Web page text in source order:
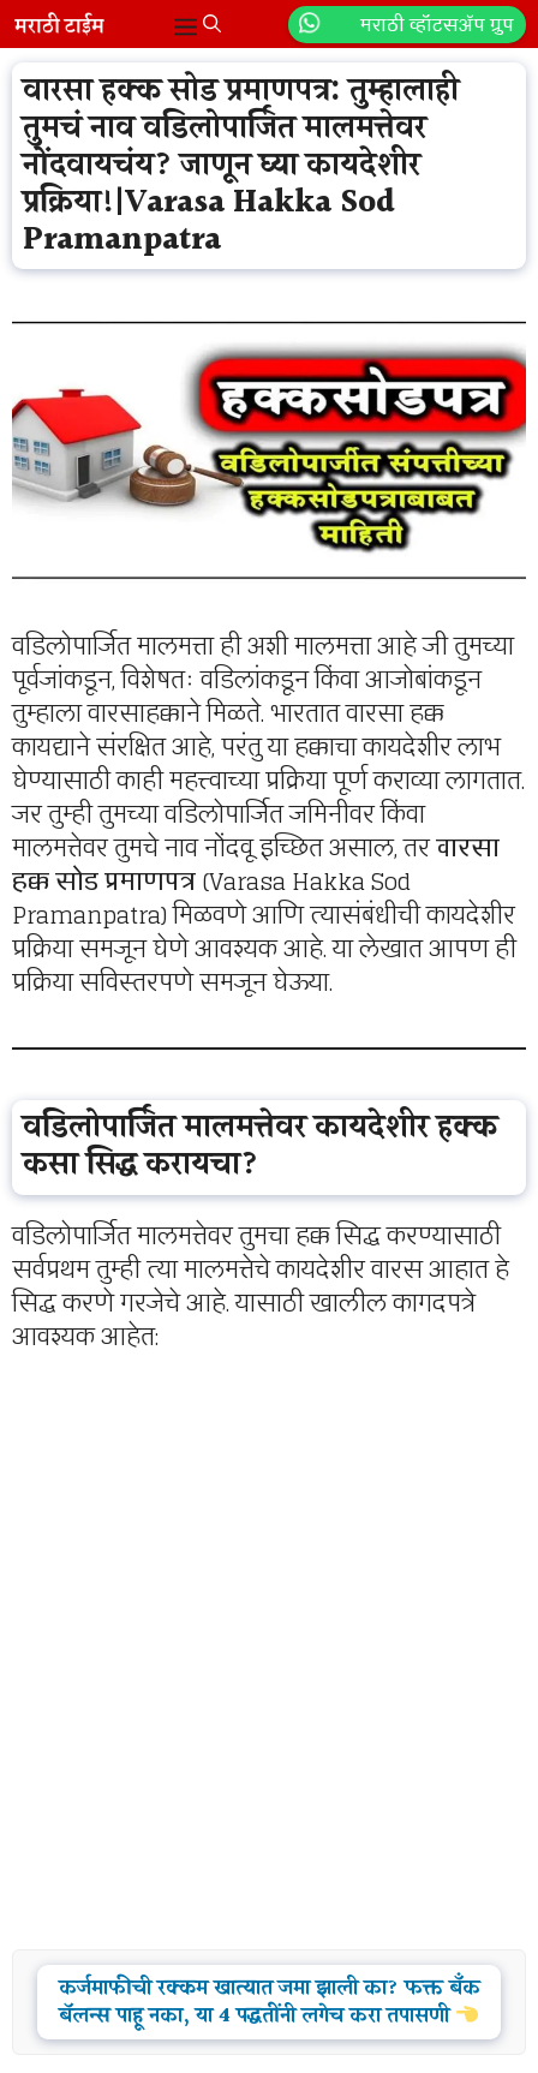
Skip
to
content
मराठी व्हॉटसॲप ग्रुप
Menu
वारसा हक्क सोड प्रमाणपत्र: तुम्हालाही
तुमचं नाव वडिलोपार्जित मालमत्तेवर
नोंदवायचंय? जाणून घ्या कायदेशीर
प्रक्रिया!|Varasa Hakka Sod
Pramanpatra
वडिलोपार्जित मालमत्ता ही अशी मालमत्ता आहे जी तुमच्या
पूर्वजांकडून, विशेषतः वडिलांकडून किंवा आजोबांकडून
तुम्हाला वारसाहक्काने मिळते. भारतात वारसा हक्क
कायद्याने संरक्षित आहे, परंतु या हक्काचा कायदेशीर लाभ
घेण्यासाठी काही महत्त्वाच्या प्रक्रिया पूर्ण कराव्या लागतात.
जर तुम्ही तुमच्या वडिलोपार्जित जमिनीवर किंवा
मालमत्तेवर तुमचे नाव नोंदवू इच्छित असाल, तरवारसा
हक्क सोड प्रमाणपत्र(Varasa Hakka Sod
Pramanpatra) मिळवणे आणि त्यासंबंधीची कायदेशीर
प्रक्रिया समजून घेणे आवश्यक आहे. या लेखात आपण ही
प्रक्रिया सविस्तरपणे समजून घेऊया.
वडिलोपार्जित मालमत्तेवर कायदेशीर हक्क
कसा सिद्ध करायचा?
वडिलोपार्जित मालमत्तेवर तुमचा हक्क सिद्ध करण्यासाठी
सर्वप्रथम तुम्ही त्या मालमत्तेचे कायदेशीर वारस आहात हे
सिद्ध करणे गरजेचे आहे. यासाठी खालील कागदपत्रे
आवश्यक आहेत:
कर्जमाफीची रक्कम खात्यात जमा झाली का? फक्त बँक
बॅलन्स पाहू नका, या 4 पद्धतींनी लगेच करा तपासणी